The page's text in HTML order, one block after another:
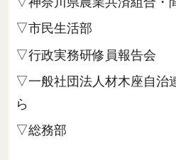
▽市民生活部
▽行政実務研修員報告会
▽一般社団法人材木座自治
ら
▽総務部